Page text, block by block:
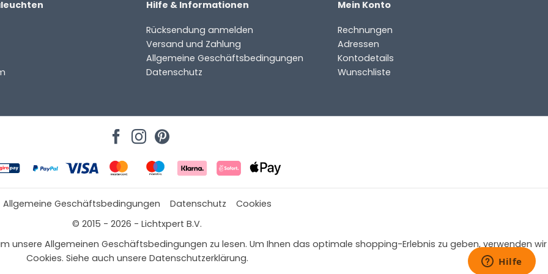
Hilfe & Informationen
Rücksendung anmelden
Versand und Zahlung
Allgemeine Geschäftsbedingungen
Datenschutz
Mein Konto
Rechnungen
Adressen
Kontodetails
Wunschliste
Allgemeine Geschäftsbedingungen Datenschutz
Cookies
© 2015 - 2026 - Lichtxpert B.V.
um unsere Allgemeinen Geschäftsbedingungen zu lesen. Um Ihnen das optimale shopping-Erlebnis zu geben, verwenden wir
Cookies. Siehe auch unsere Datenschutzerklärung.